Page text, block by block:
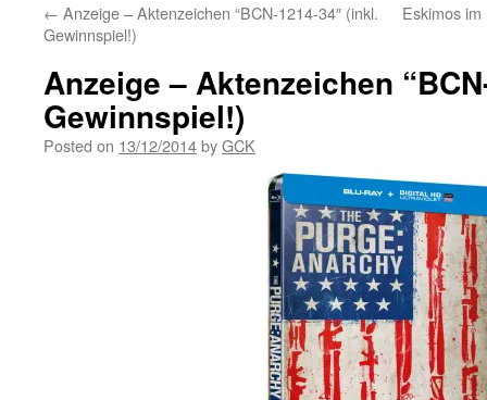
← Anzeige – Aktenzeichen “BCN-1214-34″ (inkl.
Gewinnspiel!)
Eskimos
Anzeige – Aktenzeichen
Gewinnspiel!)
Posted on 13/12/2014byGCK